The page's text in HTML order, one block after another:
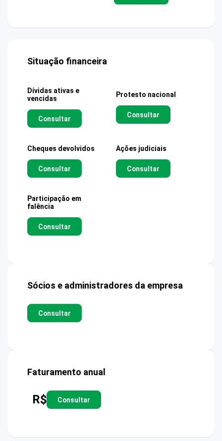
Situação financeira
Dívidas ativas e
vencidas
Consultar
Protesto nacional
Consultar
Cheques devolvidos
Consultar
Ações judiciais
Consultar
Participação em
falência
Consultar
Sócios e administradores da empresa
Consultar
Faturamento anual
R$ Consultar